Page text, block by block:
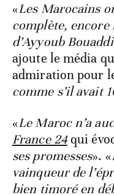
«Les Marocains
complète, encore
d’Ayyoub
ajoute le média
admiration pour
comme s’il avait
«Le Maroc n’a
France 24qui
ses promesses». «
vainqueur de
bien timoré en